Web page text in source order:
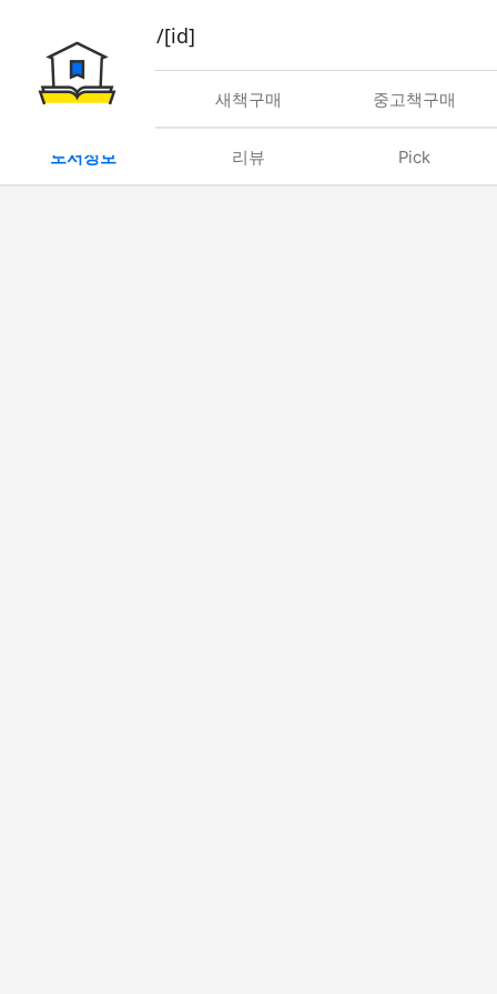
book/rent/[id]
대여 새책구매 중고책구매
도서정보 리뷰 Pick